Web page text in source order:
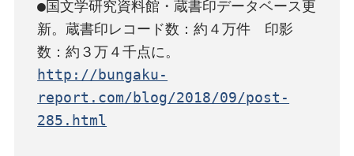
●国文学研究資料館・蔵書印データベース更
新。蔵書印レコード数：約４万件　印影
http://bungaku-
report.com/blog/2018/09/post-
285.html